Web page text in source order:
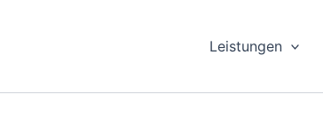
Leistungen